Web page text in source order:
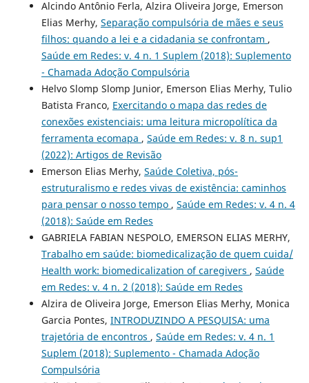
Alcindo Antônio Ferla, Alzira Oliveira Jorge, Emerson
Elias Merhy, Separação compulsória de mães e seus
filhos: quando a lei e a cidadania se confrontam ,
Saúde em Redes: v. 4 n. 1 Suplem (2018): Suplemento
- Chamada Adoção Compulsória
Helvo Slomp Slomp Junior, Emerson Elias Merhy, Tulio
Batista Franco, Exercitando o mapa das redes de
conexões existenciais: uma leitura micropolítica da
ferramenta ecomapa , Saúde em Redes: v. 8 n. sup1
(2022): Artigos de Revisão
Emerson Elias Merhy, Saúde Coletiva, pós-
estruturalismo e redes vivas de existência: caminhos
para pensar o nosso tempo , Saúde em Redes: v. 4 n. 4
(2018): Saúde em Redes
GABRIELA FABIAN NESPOLO, EMERSON ELIAS MERHY,
Trabalho em saúde: biomedicalização de quem cuida/
Health work: biomedicalization of caregivers , Saúde
em Redes: v. 4 n. 2 (2018): Saúde em Redes
Alzira de Oliveira Jorge, Emerson Elias Merhy, Monica
Garcia Pontes, INTRODUZINDO A PESQUISA: uma
trajetória de encontros , Saúde em Redes: v. 4 n. 1
Suplem (2018): Suplemento - Chamada Adoção
Compulsória